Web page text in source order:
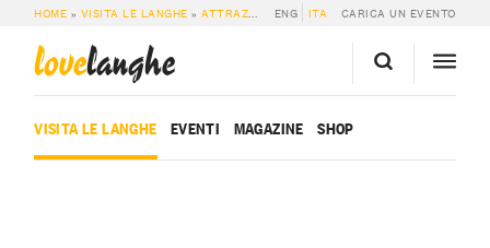
HOME » VISITA LE LANGHE »ATTRAZIONI »LE TAMPE DI CERESOLE D’ALBA
ENG ITA CARICA UN EVENTO
lovelanghe
VISITA LE LANGHE EVENTI MAGAZINE SHOP